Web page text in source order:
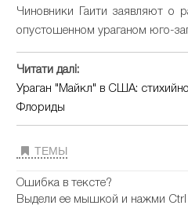
Чиновники Гаити заявляют о
опустошенном ураганом юго-
Читати далі:
Ураган "Майкл" в США:
Флориды
ТЕМЫ
Ошибка в тексте?
Выдели ее мышкой и нажми Ctrl